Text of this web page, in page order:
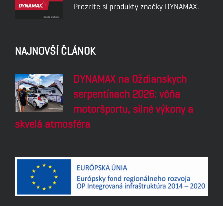
Prezrite si produkty značky DYNAMAX.
NAJNOVŠÍ ČLÁNOK
DYNAMAX na Oždianskych
serpentínach 2026: vôňa
motoršportu, silné výkony a
skvelá atmosféra